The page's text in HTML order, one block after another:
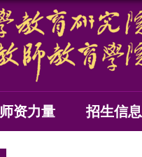
师资力量 招生信息